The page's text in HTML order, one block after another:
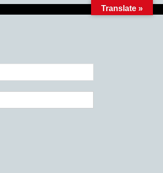
Translate »